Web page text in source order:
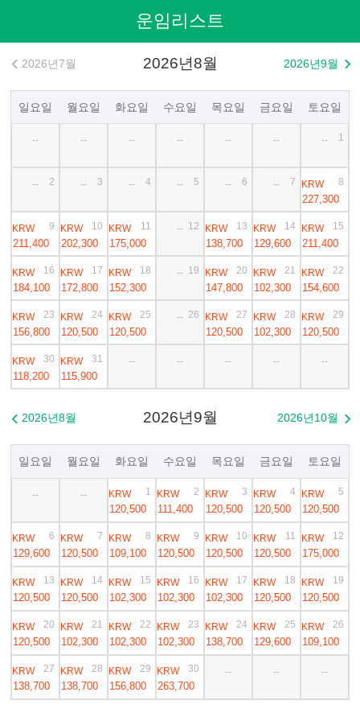
운임리스트
2026년8월
 2026년7월 2026년9월 
일요일 월요일 화요일 수요일 목요일 금요일 토요일
-- -- -- -- -- -- -- 1
-- 2 -- 3 -- 4 -- 5 -- 6 -- 7 KRW
227,300
8
KRW
211,400
9 KRW
202,300
10 KRW
175,000
11 -- 12 KRW
138,700
13 KRW
129,600
14 KRW
211,400
15
KRW
184,100
16 KRW
172,800
17 KRW
152,300
18 -- 19 KRW
147,800
20 KRW
102,300
21 KRW
154,600
22
KRW
156,800
23 KRW
120,500
24 KRW
120,500
25 -- 26 KRW
120,500
27 KRW
102,300
28 KRW
120,500
29
KRW
118,200
30 KRW
115,900
31 -- -- -- -- --
2026년9월
 2026년8월 2026년10월 
일요일 월요일 화요일 수요일 목요일 금요일 토요일
-- -- KRW
120,500
1 KRW
111,400
2 KRW
120,500
3 KRW
120,500
4 KRW
120,500
5
KRW
129,600
6 KRW
120,500
7 KRW
109,100
8 KRW
120,500
9 KRW
120,500
10 KRW
120,500
11 KRW
175,000
12
KRW
120,500
13 KRW
120,500
14 KRW
102,300
15 KRW
102,300
16 KRW
102,300
17 KRW
120,500
18 KRW
120,500
19
KRW
120,500
20 KRW
102,300
21 KRW
102,300
22 KRW
102,300
23 KRW
138,700
24 KRW
129,600
25 KRW
109,100
26
KRW
138,700
27 KRW
138,700
28 KRW
156,800
29 KRW
263,700
30 -- -- --